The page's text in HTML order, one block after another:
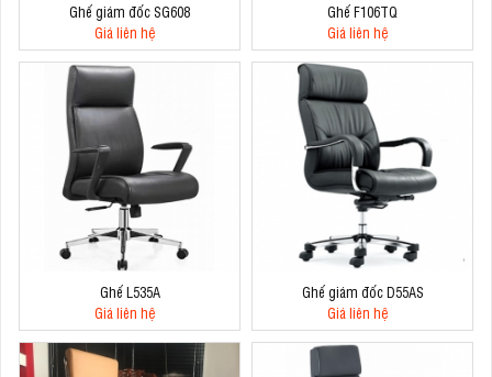
Ghế giám đốc SG608
Giá liên hệ
Ghế F106TQ
Giá liên hệ
Ghế L535A
Giá liên hệ
Ghế giám đốc D55AS
Giá liên hệ